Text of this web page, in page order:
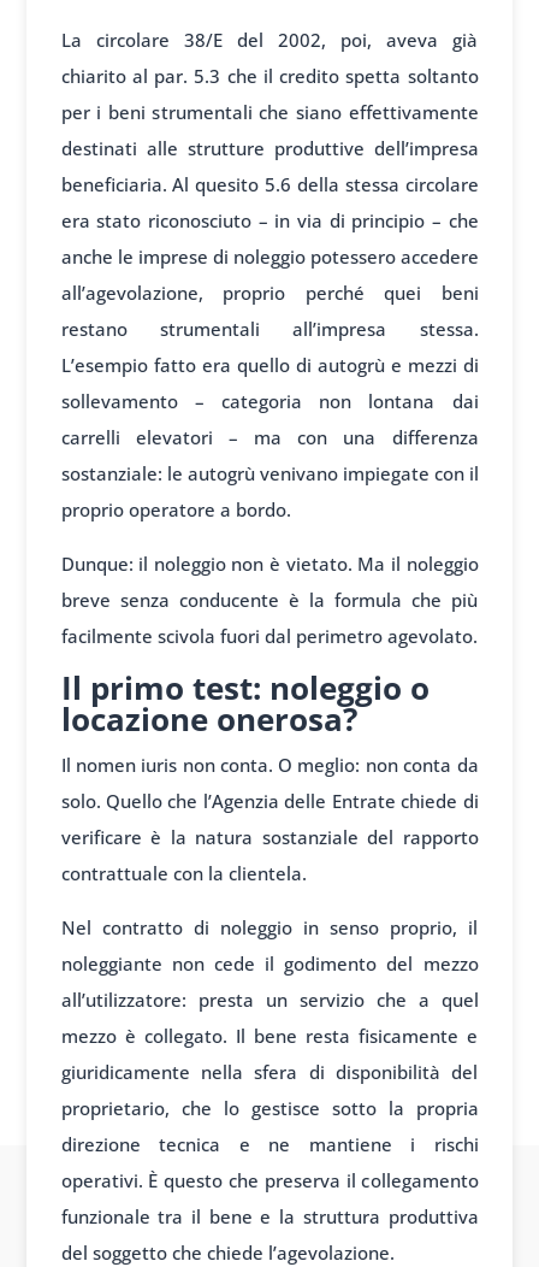
La circolare 38/E del 2002, poi, aveva già
chiarito al par. 5.3 che il credito spetta soltanto
per i beni strumentali che siano effettivamente
destinati alle strutture produttive dell’impresa
beneficiaria. Al quesito 5.6 della stessa circolare
era stato riconosciuto – in via di principio – che
anche le imprese di noleggio potessero accedere
all’agevolazione, proprio perché quei beni
restano strumentali all’impresa stessa.
L’esempio fatto era quello di autogrù e mezzi di
sollevamento – categoria non lontana dai
carrelli elevatori – ma con una differenza
sostanziale: le autogrù venivano impiegate con il
proprio operatore a bordo.
Dunque: il noleggio non è vietato. Ma il noleggio
breve senza conducente è la formula che più
facilmente scivola fuori dal perimetro agevolato.
Il primo test: noleggio o
locazione onerosa?
Il nomen iuris non conta. O meglio: non conta da
solo. Quello che l’Agenzia delle Entrate chiede di
verificare è la natura sostanziale del rapporto
contrattuale con la clientela.
Nel contratto di noleggio in senso proprio, il
noleggiante non cede il godimento del mezzo
all’utilizzatore: presta un servizio che a quel
mezzo è collegato. Il bene resta fisicamente e
giuridicamente nella sfera di disponibilità del
proprietario, che lo gestisce sotto la propria
direzione tecnica e ne mantiene i rischi
operativi. È questo che preserva il collegamento
funzionale tra il bene e la struttura produttiva
del soggetto che chiede l’agevolazione.